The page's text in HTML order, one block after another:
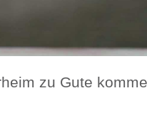
zu Gute